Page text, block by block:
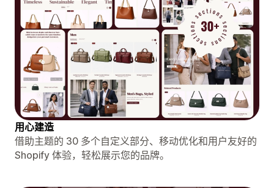
用心建造
借助主题的 30 多个自定义部分、移动优化和用户友好的
Shopify 体验，轻松展示您的品牌。